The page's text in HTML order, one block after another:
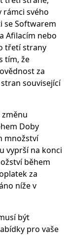
svého
se Softwarem
Afilacím nebo
třetí strany
tím, že
za
související
Doby
množství
vyprší na konci
během
za
níže v
být
pro vaše